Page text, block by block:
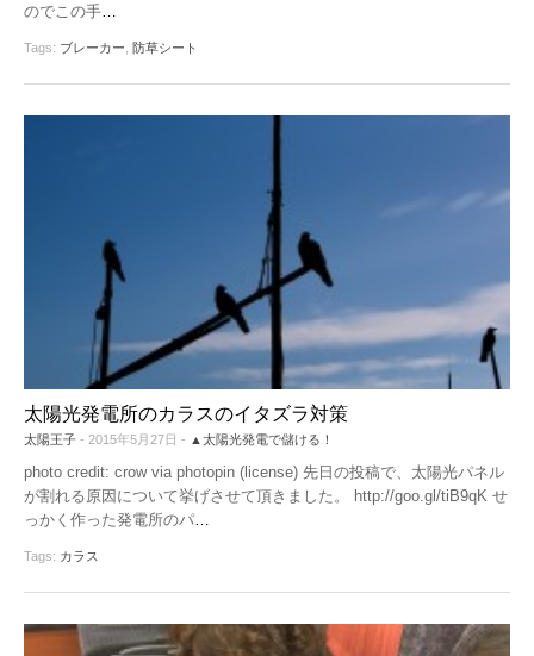
のでこの手
Tags: ブレーカー 防草シート
太陽光発電所のカラスのイタズラ対策
太陽王子 - 2015年5月27日 - ▲太陽光発電で儲ける！
photo credit: crow via photopin (license) 先日の投稿で、太陽光パネル
が割れる原因について挙げさせて頂きました。 http://goo.gl/tiB9qK せ
っかく作った発電所のパ…
Tags: カラス